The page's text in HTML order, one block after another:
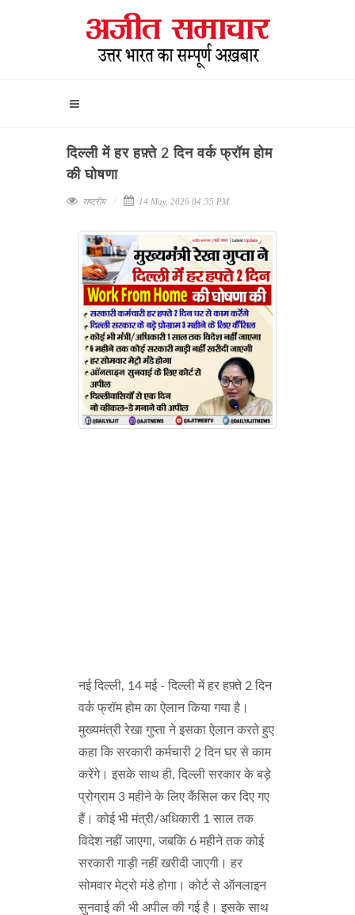
दिल्ली में हर हफ़्ते 2 दिन वर्क फ्रॉम होम
की घोषणा
राष्ट्रीय 14 May, 2026 04:35 PM
नई दिल्ली, 14 मई - दिल्ली में हर हफ़्ते 2 दिन
वर्क फ्रॉम होम का ऐलान किया गया है।
मुख्यमंत्री रेखा गुप्ता ने इसका ऐलान करते हुए
कहा कि सरकारी कर्मचारी 2 दिन घर से काम
करेंगे। इसके साथ ही, दिल्ली सरकार के बड़े
प्रोग्राम 3 महीने के लिए कैंसिल कर दिए गए
हैं। कोई भी मंत्री/अधिकारी 1 साल तक
विदेश नहीं जाएगा, जबकि 6 महीने तक कोई
सरकारी गाड़ी नहीं खरीदी जाएगी। हर
सोमवार मेट्रो मंडे होगा। कोर्ट से ऑनलाइन
सुनवाई की भी अपील की गई है। इसके साथ